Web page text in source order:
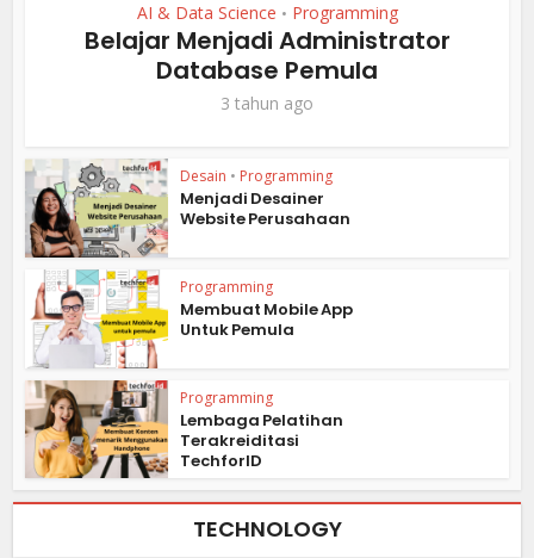
AI & Data Science • Programming
Belajar Menjadi Administrator
Database Pemula
3 tahun ago
Desain • Programming
Menjadi Desainer
Website Perusahaan
Programming
Membuat Mobile App
Untuk Pemula
Programming
Lembaga Pelatihan
Terakreiditasi
TechforID
TECHNOLOGY